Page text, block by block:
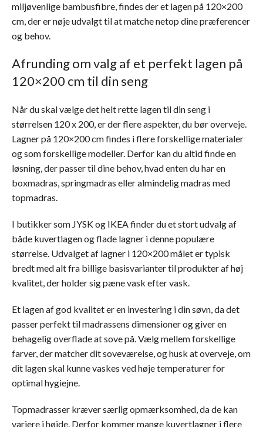
miljøvenlige bambusfibre, findes der et lagen på 120×200
cm, der er nøje udvalgt til at matche netop dine præferencer
og behov.
Afrunding om valg af et perfekt lagen på
120×200 cm til din seng
Når du skal vælge det helt rette lagen til din seng i
størrelsen 120 x 200, er der flere aspekter, du bør overveje.
Lagner på 120×200 cm findes i flere forskellige materialer
og som forskellige modeller. Derfor kan du altid finde en
løsning, der passer til dine behov, hvad enten du har en
boxmadras, springmadras eller almindelig madras med
topmadras.
I butikker som JYSK og IKEA finder du et stort udvalg af
både kuvertlagen og flade lagner i denne populære
størrelse. Udvalget af lagner i 120×200 målet er typisk
bredt med alt fra billige basisvarianter til produkter af høj
kvalitet, der holder sig pæne vask efter vask.
Et lagen af god kvalitet er en investering i din søvn, da det
passer perfekt til madrassens dimensioner og giver en
behagelig overflade at sove på. Vælg mellem forskellige
farver, der matcher dit soveværelse, og husk at overveje, om
dit lagen skal kunne vaskes ved høje temperaturer for
optimal hygiejne.
Topmadrasser kræver særlig opmærksomhed, da de kan
variere i højde. Derfor kommer mange kuvertlagner i flere